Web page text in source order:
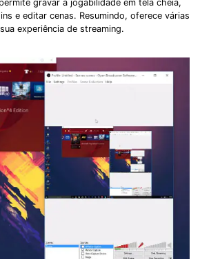
gravar a jogabilidade em tela cheia,
e editar cenas. Resumindo, oferece várias
experiência de streaming.